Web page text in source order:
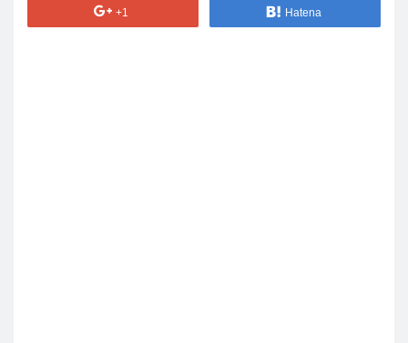
+1 Hatena